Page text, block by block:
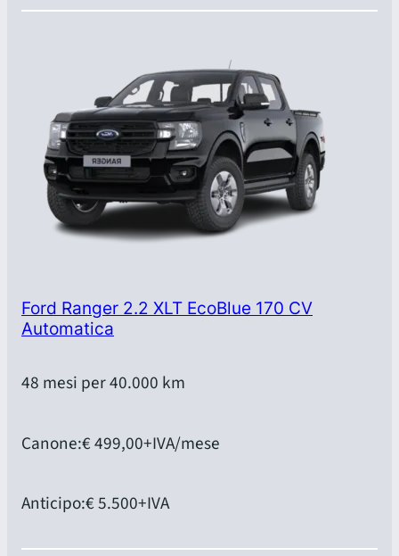
Ford Ranger 2.2 XLT EcoBlue 170 CV
Automatica
48 mesi per 40.000 km
Canone:€ 499,00+IVA/mese
Anticipo:€ 5.500+IVA